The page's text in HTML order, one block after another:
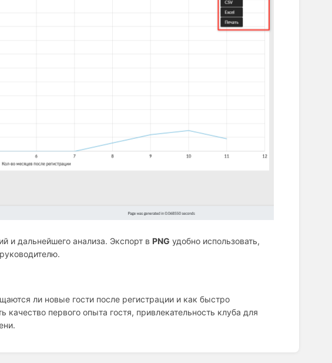
и дальнейшего анализа. Экспорт в PNG удобно использовать,
ли новые гости после регистрации и как быстро
первого опыта гостя, привлекательность клуба для